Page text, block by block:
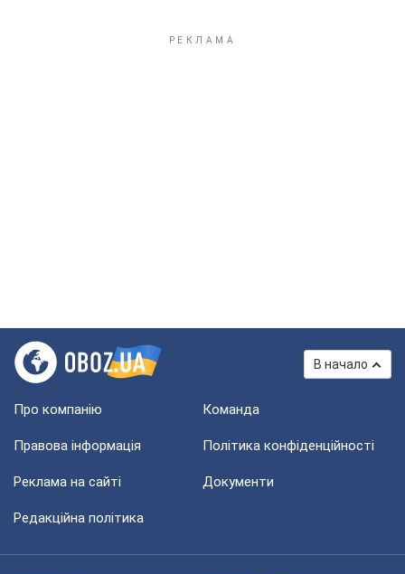
В начало
Про компанію Команда
Правова інформація Політика конфіденційності
Реклама на сайті Документи
Редакційна політика